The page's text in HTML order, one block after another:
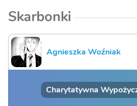
Skarbonki
Agnieszka Woźniak
Charytatywna